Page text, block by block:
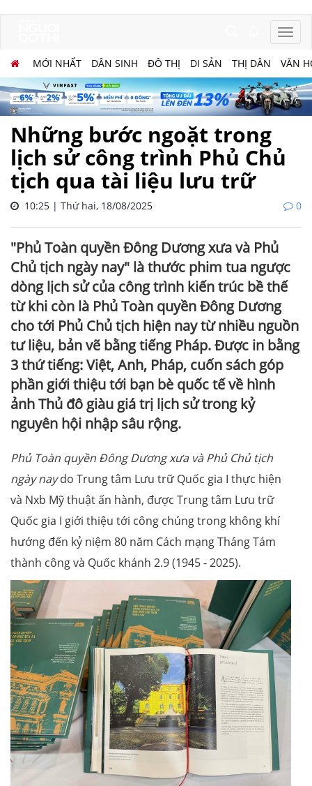
MỚI NHẤT DÂN SINH ĐÔ THỊ DI SẢN THỊ DÂN VĂN
Những bước ngoặt trong
lịch sử công trình Phủ Chủ
tịch qua tài liệu lưu trữ
10:25 | Thứ hai, 18/08/2025 0
"Phủ Toàn quyền Đông Dương xưa và Phủ
Chủ tịch ngày nay" là thước phim tua ngược
dòng lịch sử của công trình kiến trúc bề thế
từ khi còn là Phủ Toàn quyền Đông Dương
cho tới Phủ Chủ tịch hiện nay từ nhiều nguồn
tư liệu, bản vẽ bằng tiếng Pháp. Được in bằng
3 thứ tiếng: Việt, Anh, Pháp, cuốn sách góp
phần giới thiệu tới bạn bè quốc tế về hình
ảnh Thủ đô giàu giá trị lịch sử trong kỷ
nguyên hội nhập sâu rộng.
Phủ Toàn quyền Đông Dương xưa và Phủ Chủ tịch
ngày naydo Trung tâm Lưu trữ Quốc gia I thực hiện
và Nxb Mỹ thuật ấn hành, được Trung tâm Lưu trữ
Quốc gia I giới thiệu tới công chúng trong không khí
hướng đến kỷ niệm 80 năm Cách mạng Tháng Tám
thành công và Quốc khánh 2.9 (1945 - 2025).